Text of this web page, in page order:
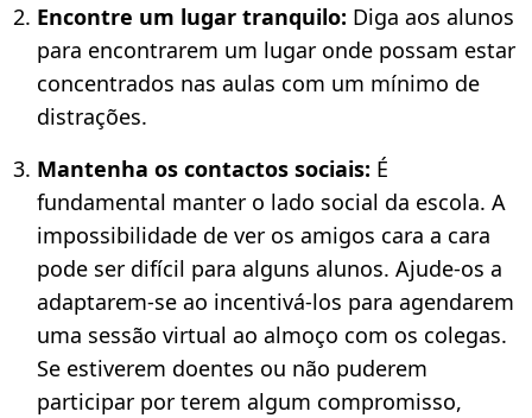
Encontre um lugar tranquilo: Diga aos alunos
para encontrarem um lugar onde possam estar
concentrados nas aulas com um mínimo de
distrações.
Mantenha os contactos sociais: É
fundamental manter o lado social da escola. A
impossibilidade de ver os amigos cara a cara
pode ser difícil para alguns alunos. Ajude-os a
adaptarem-se ao incentivá-los para agendarem
uma sessão virtual ao almoço com os colegas.
Se estiverem doentes ou não puderem
participar por terem algum compromisso,